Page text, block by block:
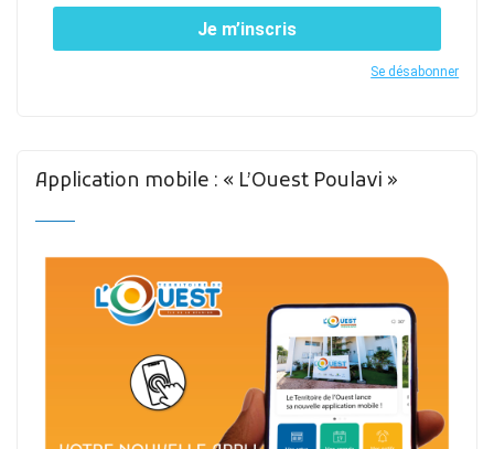
Je m’inscris
Se désabonner
Application mobile : « L’Ouest Poulavi »